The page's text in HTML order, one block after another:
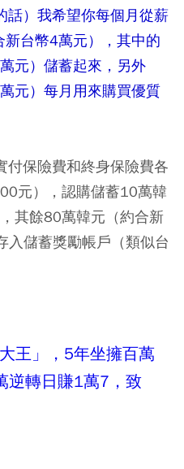
話）我希望你每個月從薪
台幣4萬元），其中的
元）儲蓄起來，另外
元）每月用來購買優質
付保險費和終身保險費各
元），認購儲蓄10萬韓
其餘80萬韓元（約合新
儲蓄獎勵帳戶（類似台
王」，5年坐擁百萬
逆轉日賺1萬7，致